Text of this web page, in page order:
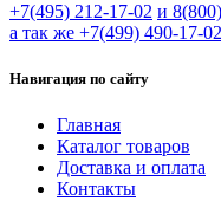
+7(495) 212-17-02 и
а так же +7(499) 490-17-02
Навигация по сайту
Главная
Каталог товаров
Доставка и оплата
Контакты